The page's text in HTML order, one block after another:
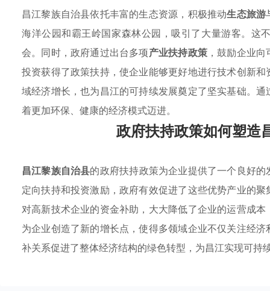
昌江黎族自治县依托丰富的生态资源，积极推动生态旅游
海洋公园和霸王岭国家森林公园，吸引了大量游客。这
会。同时，政府通过出台多项产业扶持政策，鼓励企业向
投资获得了政策扶持，使企业能够更好地进行技术创新
域经济增长，也为昌江的可持续发展奠定了坚实基础。
着更加环保、健康的经济模式迈进。
政府扶持政策如何塑造
昌江黎族自治县的政府扶持政策为企业提供了一个良好
定向扶持和投资激励，政府有效促进了这些优势产业的
对高新技术企业的资金补助，大大降低了企业的运营成
为企业创造了新的增长点，使得多领域企业不仅关注经
补关系促进了整体经济结构的绿色转型，为昌江实现可持